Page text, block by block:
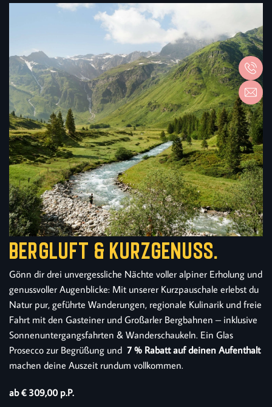
Bergluft & Kurzgenuss.
Gönn dir drei unvergessliche Nächte voller alpiner Erholung und
genussvoller Augenblicke: Mit unserer Kurzpauschale erlebst du
Natur pur, geführte Wanderungen, regionale Kulinarik und freie
Fahrt mit den Gasteiner und Großarler Bergbahnen – inklusive
Sonnenuntergangsfahrten & Wanderschaukeln. Ein Glas
Prosecco zur Begrüßung und 7 % Rabatt auf deinen Aufenthalt
machen deine Auszeit rundum vollkommen.
ab € 309,00 p.P.